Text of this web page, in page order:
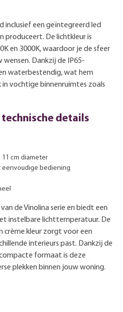
inclusief een geïntegreerd led
produceert. De lichtkleur is
en 3000K, waardoor je de sfeer
Dankzij de IP65-
waterbestendig, wat hem
vochtige binnenruimtes zoals
details
11 cm diameter
eenvoudige bediening
de Vinolina serie en biedt een
instelbare lichttemperatuur. De
crème kleur zorgt voor een
interieurs past. Dankzij de
formaat is deze
plekken binnen jouw woning.